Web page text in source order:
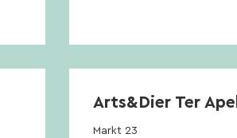
Arts&Dier Ter Apel
Markt 23